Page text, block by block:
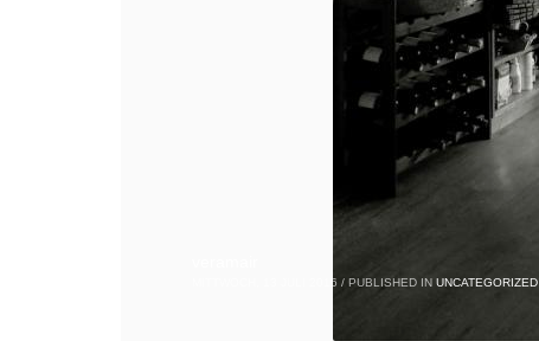
MITTWOCH, 13 JULI 2016 / PUBLISHED IN UNCATEGORIZED